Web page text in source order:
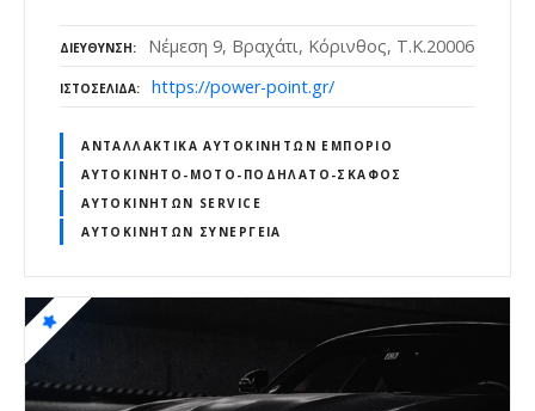
ΔΙΕΎΘΥΝΣΗ Νέμεση 9, Βραχάτι, Κόρινθος, Τ.Κ.20006
ΙΣΤΟΣΕΛΊΔΑ https://power-point.gr/
ΑΝΤΑΛΛΑΚΤΙΚΆ ΑΥΤΟΚΙΝΉΤΩΝ ΕΜΠΌΡΙΟ
ΑΥΤΟΚΊΝΗΤΟ-ΜΌΤΟ-ΠΟΔΉΛΑΤΟ-ΣΚΆΦΟΣ
ΑΥΤΟΚΙΝΉΤΩΝ SERVICE
ΑΥΤΟΚΙΝΉΤΩΝ ΣΥΝΕΡΓΕΊΑ